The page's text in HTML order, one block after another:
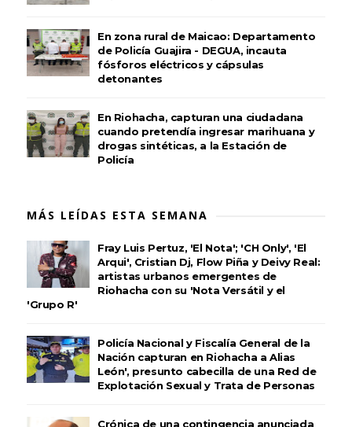
En zona rural de Maicao: Departamento
de Policía Guajira - DEGUA, incauta
fósforos eléctricos y cápsulas
detonantes
En Riohacha, capturan una ciudadana
cuando pretendía ingresar marihuana y
drogas sintéticas, a la Estación de
Policía
MÁS LEÍDAS ESTA SEMANA
Fray Luis Pertuz, 'El Nota'; 'CH Only', 'El
Arqui', Cristian Dj, Flow Piña y Deivy Real:
artistas urbanos emergentes de
Riohacha con su 'Nota Versátil y el
'Grupo R'
Policía Nacional y Fiscalía General de la
Nación capturan en Riohacha a Alias
León', presunto cabecilla de una Red de
Explotación Sexual y Trata de Personas
Crónica de una contingencia anunciada